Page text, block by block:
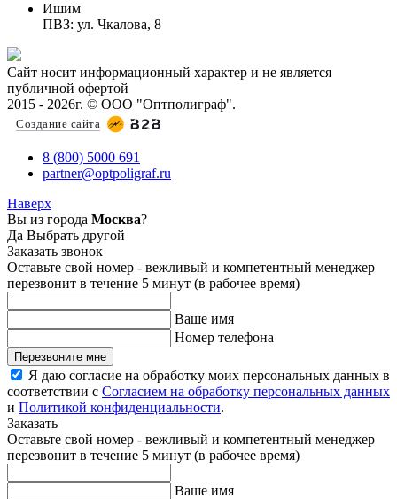
Ишим
ПВЗ: ул. Чкалова, 8
Сайт носит информационный характер и не является
публичной офертой
2015 - 2026г. © ООО "Оптполиграф".
Создание сайта
8 (800) 5000 691
partner@optpoligraf.ru
Наверх
Вы из города Москва?
Да Выбрать другой
Заказать звонок
Оставьте свой номер - вежливый и компетентный менеджер
перезвонит в течение 5 минут (в рабочее время)
Ваше имя
Номер телефона
Перезвоните мне
Я даю согласие на обработку моих персональных данных в
соответствии с Согласием на обработку персональных данных
и Политикой конфиденциальности.
Заказать
Оставьте свой номер - вежливый и компетентный менеджер
перезвонит в течение 5 минут (в рабочее время)
Ваше имя